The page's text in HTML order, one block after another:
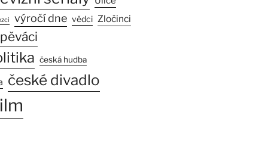
výročí dne vědci Zločinci
česká hudba
české divadlo